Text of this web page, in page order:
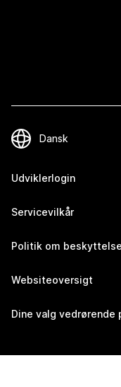
Udviklerlogin
Servicevilkår
Politik om
Websiteoversigt
Dine valg vedrørende